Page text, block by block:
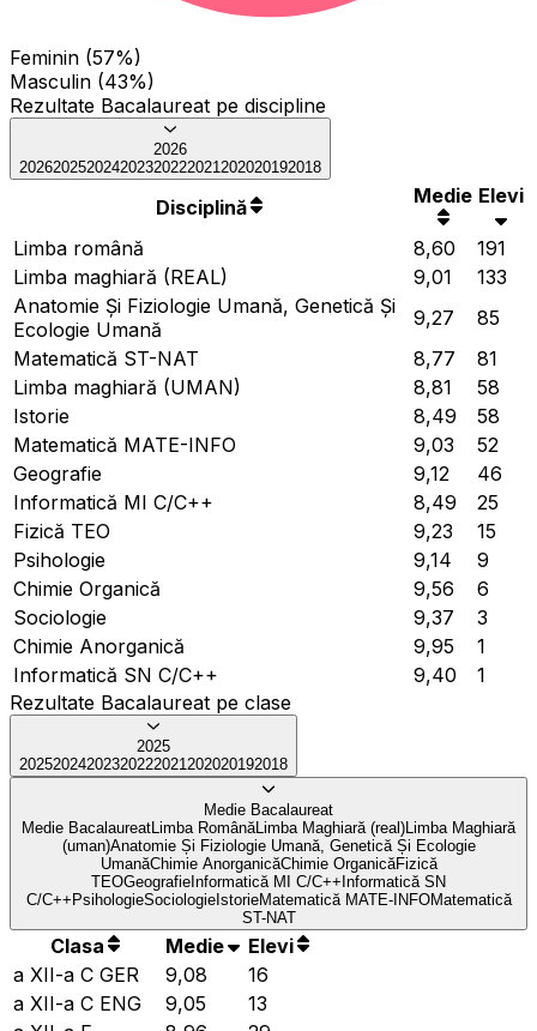
Feminin (57%)
Masculin (43%)
Rezultate Bacalaureat pe discipline
2026
202620252024202320222021 202020192018
Disciplină Medie Elevi
Limba română 8,60
191
Limba maghiară (REAL)
9,01
133
Anatomie Și Fiziologie Umană, Genetică Și
Ecologie Umană
9,27
85
Matematică ST-NAT
8,77
81
Limba maghiară (UMAN)
8,81
58
Istorie
8,49
58
Matematică MATE-INFO
9,03
52
Geografie
9,12
46
Informatică MI C/C++
8,49
25
Fizică TEO
9,23
15
Psihologie
9,14
9
Chimie Organică
9,56
6
Sociologie
9,37
3
Chimie Anorganică
9,95
1
Informatică SN C/C++
9,40
1
Rezultate Bacalaureat pe clase
2025
20252024202320222021202020192018
Medie Bacalaureat
Medie BacalaureatLimba RomânăLimba Maghiară (real)Limba Maghiară
(uman)Anatomie Și Fiziologie Umană, Genetică Și Ecologie
UmanăChimie AnorganicăChimie OrganicăFizică
TEOGeografieInformatică MI C/C++Informatică SN
C/C++PsihologieSociologieIstorieMatematică MATE-INFOMatematică
ST-NAT
Clasa Medie
Elevi
a XII-a C GER
9,08
16
a XII-a C ENG
9,05
13